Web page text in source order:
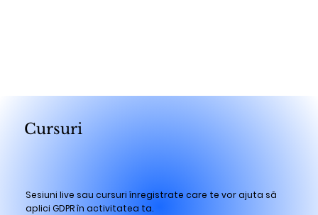
Cursuri
Sesiuni live sau cursuri înregistrate care te vor ajuta să
aplici GDPR în activitatea ta.